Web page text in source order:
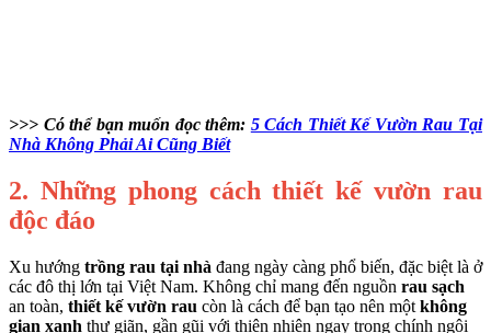
>>> Có thể bạn muốn đọc thêm: 5 Cách Thiết Kế Vườn Rau Tại
Nhà Không Phải Ai Cũng Biết
2. Những phong cách thiết kế vườn rau
độc đáo
Xu hướng trồng rau tại nhà đang ngày càng phổ biến, đặc biệt là ở
các đô thị lớn tại Việt Nam. Không chỉ mang đến nguồn rau sạch
an toàn, thiết kế vườn rau còn là cách để bạn tạo nên một không
gian xanh thư giãn, gần gũi với thiên nhiên ngay trong chính ngôi